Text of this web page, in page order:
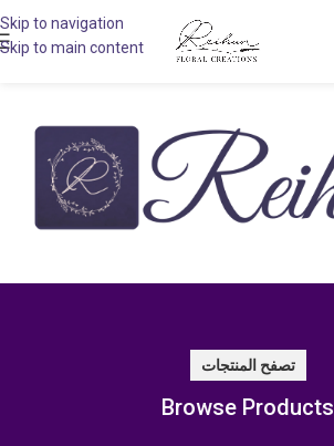
Skip to navigation
Skip to main content
تصفح المنتجات
Browse Products